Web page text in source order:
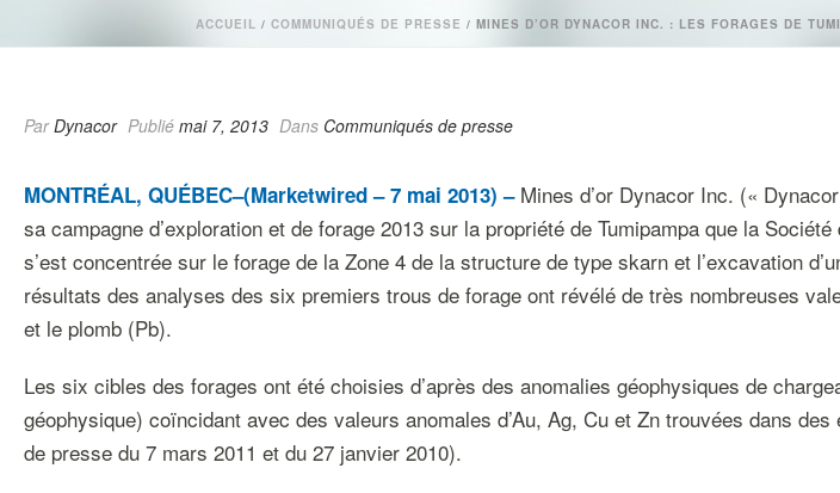
ACCUEIL / COMMUNIQUÉS DE PRESSE / MINES D’OR DYNACOR INC. : LES FORAGES DE
ParDynacor Publié mai 7, 2013 Dans Communiqués de presse
MONTRÉAL, QUÉBEC–(Marketwired – 7 mai 2013) –Mines d’or Dynacor Inc. («
sa campagne d’exploration et de forage 2013 sur la propriété de Tumipampa que la
s’est concentrée sur le forage de la Zone 4 de la structure de type skarn et l’excavation
résultats des analyses des six premiers trous de forage ont révélé de très nombreuses
et le plomb (Pb).
Les six cibles des forages ont été choisies d’après des anomalies géophysiques de
géophysique) coïncidant avec des valeurs anomales d’Au, Ag, Cu et Zn trouvées dans
de presse du 7 mars 2011 et du 27 janvier 2010).